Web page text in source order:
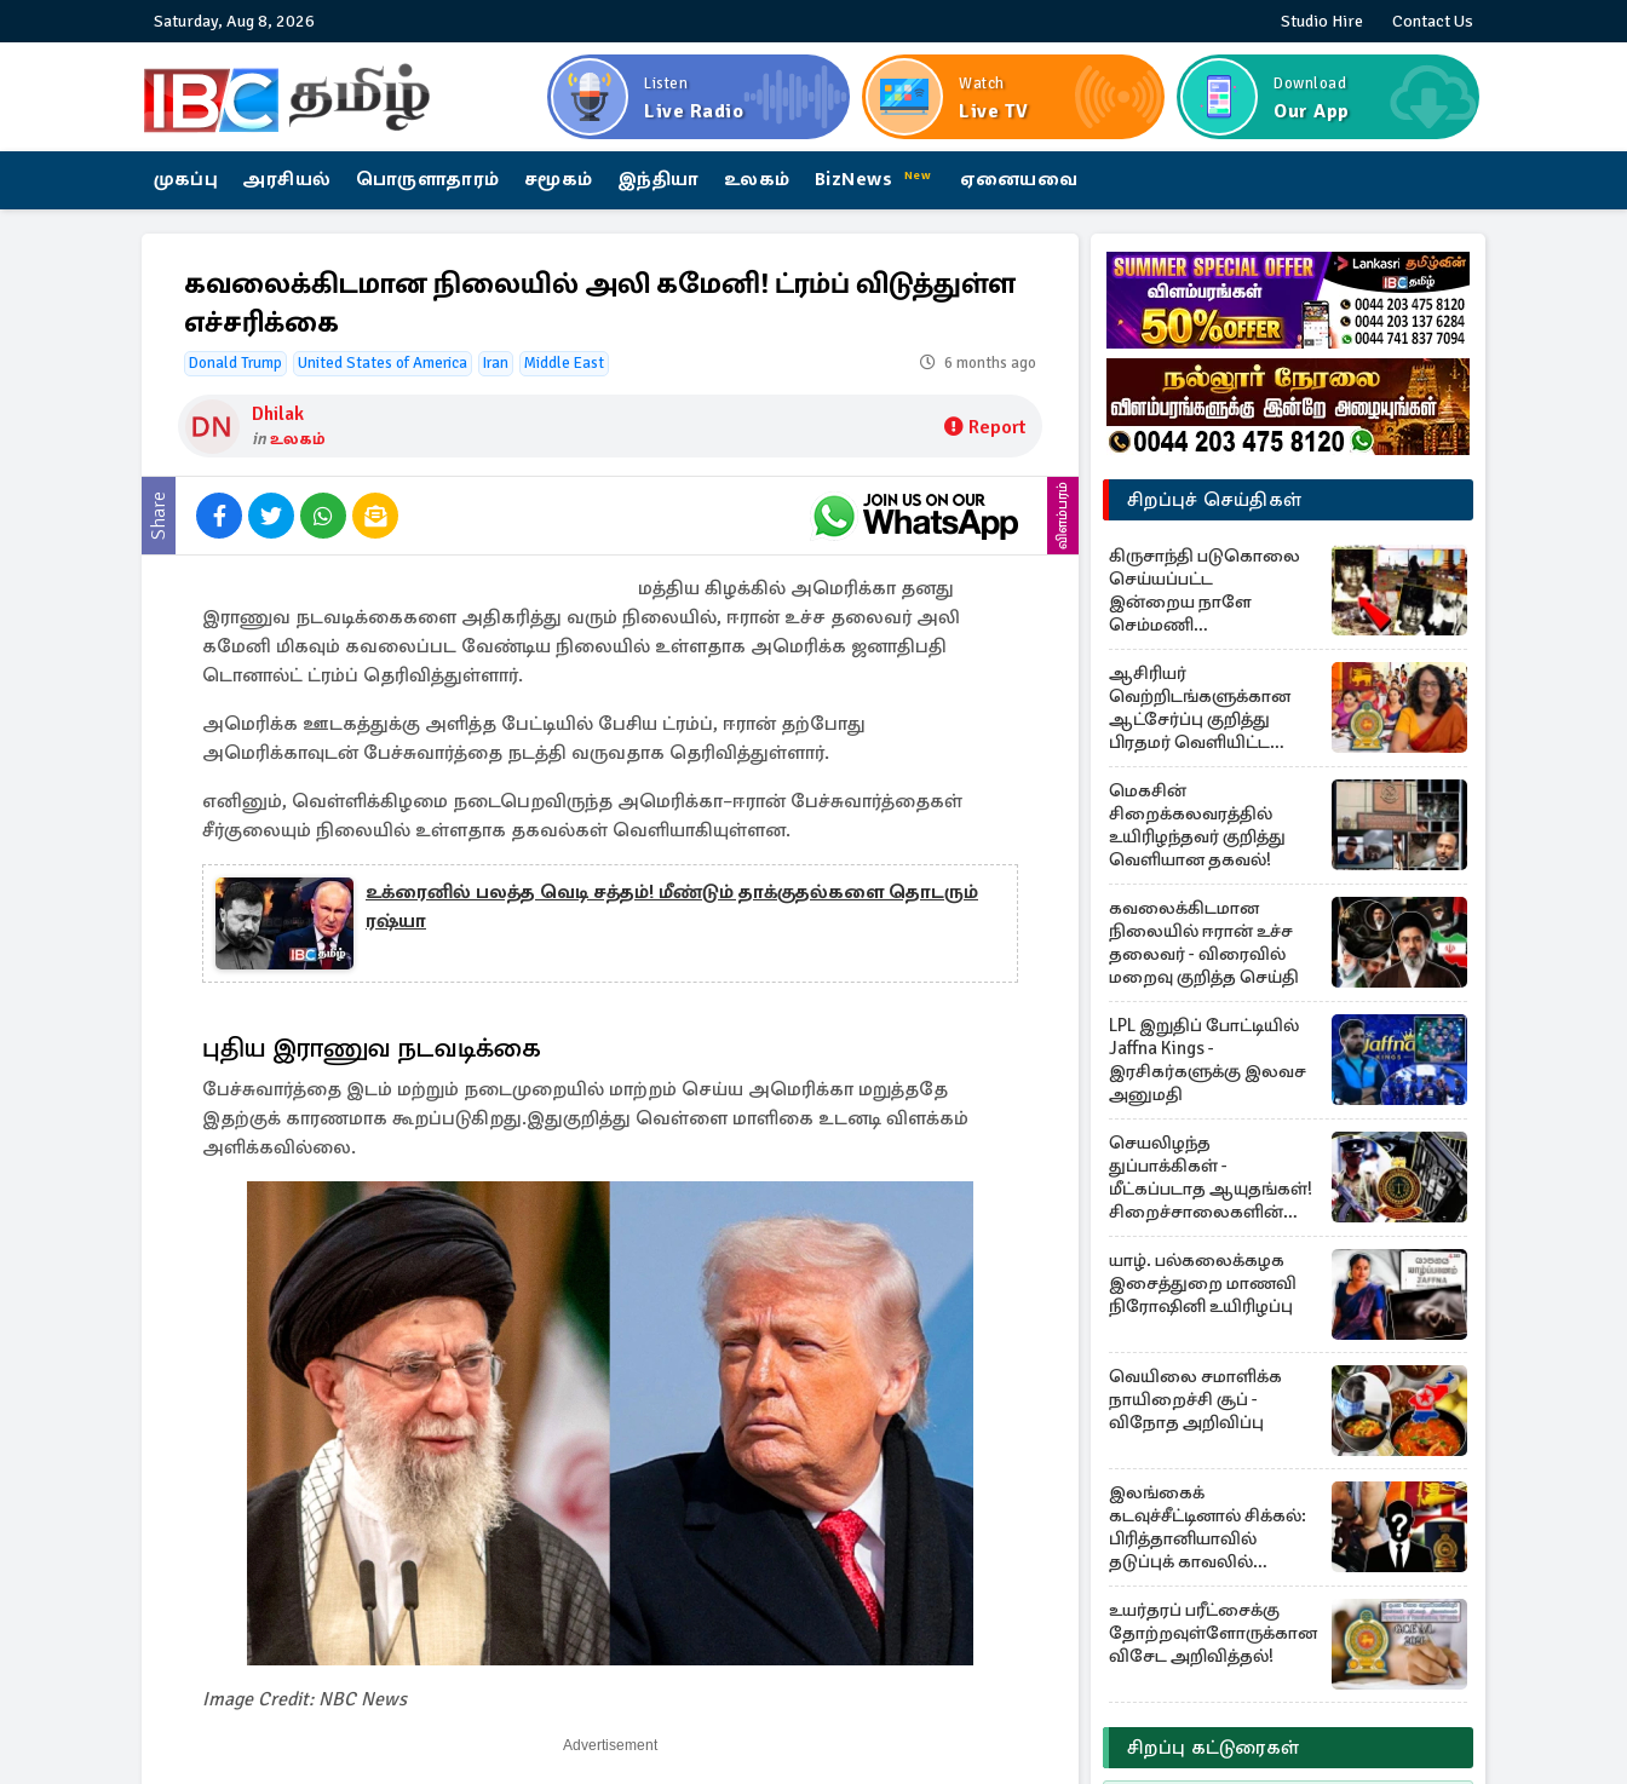
Saturday, Aug 8, 2026 Studio Hire Contact Us
Listen
Live Radio
Watch
Live TV
Download
Our App
முகப்பு அரசியல் பொருளாதாரம் சமூகம் இந்தியா உலகம் BizNews New ஏனையவை
கவலைக்கிடமான நிலையில் அலி கமேனி! ட்ரம்ப் விடுத்துள்ள
எச்சரிக்கை
Donald Trump United States of America Iran Middle East 6 months ago
Dhilak
inஉலகம் Report
Share விளம்பரம்
மத்திய கிழக்கில் அமெரிக்கா தனது
இராணுவ நடவடிக்கைகளை அதிகரித்து வரும் நிலையில், ஈரான் உச்ச தலைவர் அலி
கமேனி மிகவும் கவலைப்பட வேண்டிய நிலையில் உள்ளதாக அமெரிக்க ஜனாதிபதி
டொனால்ட் ட்ரம்ப் தெரிவித்துள்ளார்.
அமெரிக்க ஊடகத்துக்கு அளித்த பேட்டியில் பேசிய ட்ரம்ப், ஈரான் தற்போது
அமெரிக்காவுடன் பேச்சுவார்த்தை நடத்தி வருவதாக தெரிவித்துள்ளார்.
எனினும், வெள்ளிக்கிழமை நடைபெறவிருந்த அமெரிக்கா–ஈரான் பேச்சுவார்த்தைகள்
சீர்குலையும் நிலையில் உள்ளதாக தகவல்கள் வெளியாகியுள்ளன.
உக்ரைனில் பலத்த வெடி சத்தம்! மீண்டும் தாக்குதல்களை தொடரும்
ரஷ்யா
புதிய இராணுவ நடவடிக்கை
பேச்சுவார்த்தை இடம் மற்றும் நடைமுறையில் மாற்றம் செய்ய அமெரிக்கா மறுத்ததே
இதற்குக் காரணமாக கூறப்படுகிறது.இதுகுறித்து வெள்ளை மாளிகை உடனடி விளக்கம்
அளிக்கவில்லை.
Image Credit: NBC News
Advertisement
சிறப்புச் செய்திகள்
கிருசாந்தி படுகொலை
செய்யப்பட்ட
இன்றைய நாளே
செம்மணி
இனப்படுகொலை
தினம்…!
ஆசிரியர்
வெற்றிடங்களுக்கான
ஆட்சேர்ப்பு குறித்து
பிரதமர் வெளியிட்ட
அறிவிப்பு
மெகசின்
சிறைக்கலவரத்தில்
உயிரிழந்தவர் குறித்து
வெளியான தகவல்!
கவலைக்கிடமான
நிலையில் ஈரான் உச்ச
தலைவர் - விரைவில்
மறைவு குறித்த செய்தி
LPL இறுதிப் போட்டியில்
Jaffna Kings -
இரசிகர்களுக்கு இலவச
அனுமதி
செயலிழந்த
துப்பாக்கிகள் -
மீட்கப்படாத ஆயுதங்கள்!
சிறைச்சாலைகளின்
பாதுகாப்பில் பாரிய
அச்சுறுத்தல்
யாழ். பல்கலைக்கழக
இசைத்துறை மாணவி
நிரோஷினி உயிரிழப்பு
வெயிலை சமாளிக்க
நாயிறைச்சி சூப் -
விநோத அறிவிப்பு
இலங்கைக்
கடவுச்சீட்டினால் சிக்கல்:
பிரித்தானியாவில்
தடுப்புக் காவலில்
முன்னாள் எம்.பி!
உயர்தரப் பரீட்சைக்கு
தோற்றவுள்ளோருக்கான
விசேட அறிவித்தல்!
சிறப்பு கட்டுரைகள்